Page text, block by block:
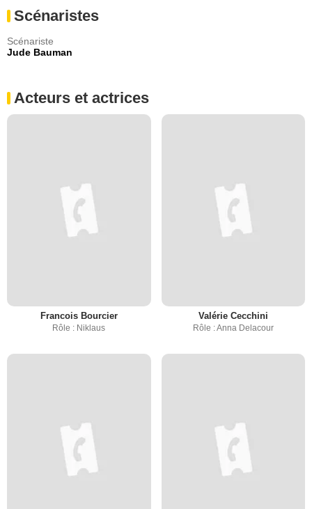
Scénaristes
Scénariste
Jude Bauman
Acteurs et actrices
Francois Bourcier
Rôle : Niklaus
Valérie Cecchini
Rôle : Anna Delacour